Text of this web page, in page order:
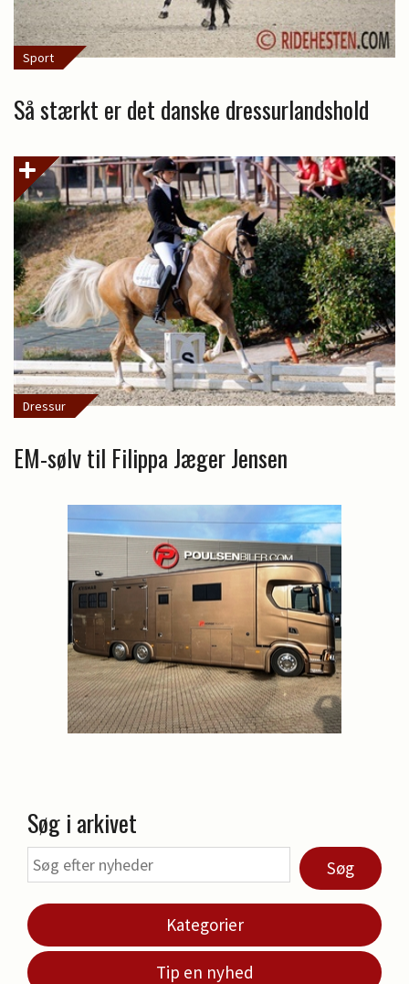
Sport
Så stærkt er det danske dressurlandshold
Dressur
EM-sølv til Filippa Jæger Jensen
Søg i arkivet
Søg
Kategorier
Tip en nyhed